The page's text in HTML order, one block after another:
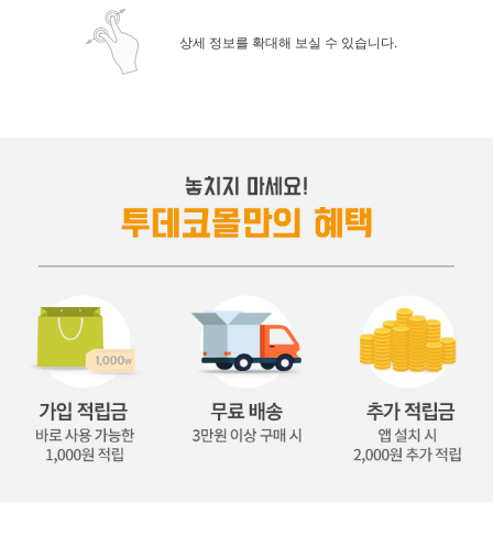
페이코 ID로 페
PAYCO 바로
상세 정보를 확대해 보실 수 있습니다.